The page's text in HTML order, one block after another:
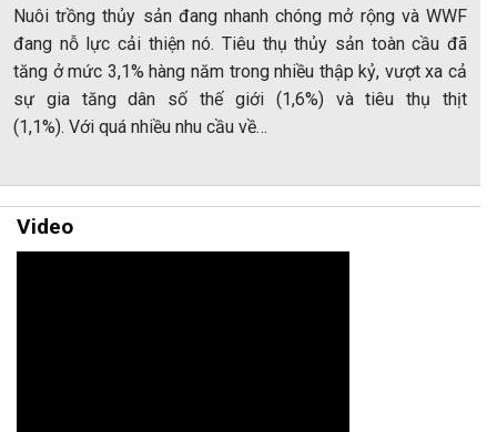
Nuôi trồng thủy sản đang nhanh chóng mở rộng và WWF
đang nỗ lực cải thiện nó. Tiêu thụ thủy sản toàn cầu đã
tăng ở mức 3,1% hàng năm trong nhiều thập kỷ, vượt xa cả
sự gia tăng dân số thế giới (1,6%) và tiêu thụ thịt
(1,1%). Với quá nhiều nhu cầu về…
Video